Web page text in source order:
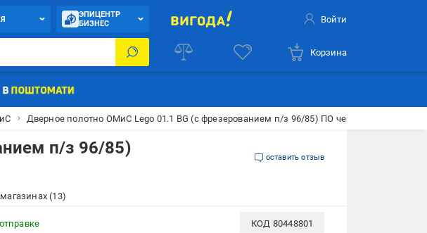
ЭПИЦЕНТР
БИЗНЕС
Войти
Корзина
Дверное полотно ОМиС Lego 01.1 BG (с фрезерованием п/з 96/85) ПО черное стекло 900
п/з 96/85)
оставить отзыв
(13)
КОД 80448801